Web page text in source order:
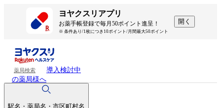
ヨヤクスリアプリ
お薬手帳登録で毎月50ポイント進呈！
※ 条件あり/1枚につき10ポイント/月間最大50ポイント
開く
薬局検索
導入検討中
の薬局様へ
駅名・薬局名・市区町村名